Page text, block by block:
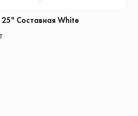
Составная White